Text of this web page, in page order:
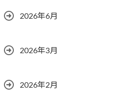
2026年6月
2026年3月
2026年2月